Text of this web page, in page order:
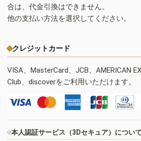
合は、代金引換はできません。
他の支払い方法を選択してください。
クレジットカード
VISA、MasterCard、JCB、AMERICAN
Club、discoverをご利用いただけます。
本人認証サービス（3Dセキュア）について